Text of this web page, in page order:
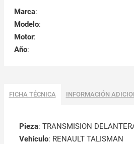
Marca:
Modelo:
Motor:
Año:
FICHA TÉCNICA INFORMACIÓN
Pieza: TRANSMISION
Vehículo: RENAULT TALISMAN